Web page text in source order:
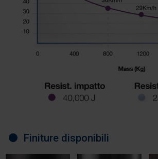
Finiture disponibili